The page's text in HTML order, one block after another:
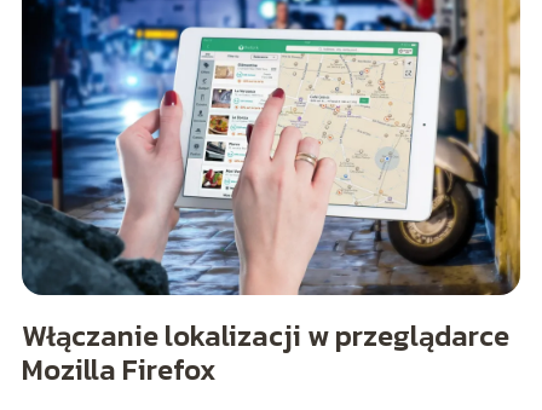
Włączanie lokalizacji w przeglądarce
Mozilla Firefox